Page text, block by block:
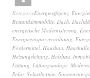
KategorieEnergieeffizienz
Bestandsimmobilie Dach
energetische Modernisierung
Energieeinsparverordnung
Fördermittel Hausbau Haushülle
Heizungsleitung Holzbau
Lüftung Lüftungsanlage
Solar, Solarthermie